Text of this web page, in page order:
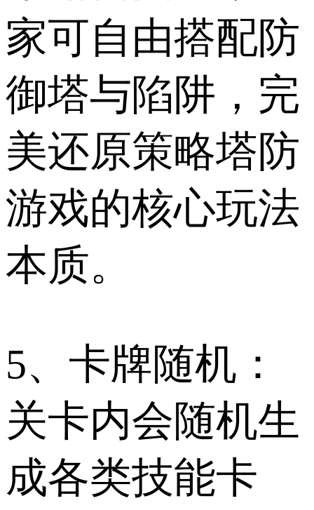
家可自由搭配防
御塔与陷阱，完
美还原策略塔防
游戏的核心玩法
本质。
5、卡牌随机：
关卡内会随机生
成各类技能卡